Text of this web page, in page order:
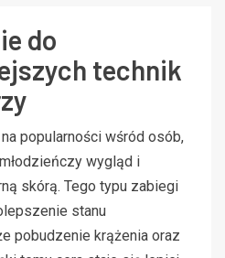
do
technik
popularności wśród osób,
wygląd i
skórą. Tego typu zabiegi
stanu
pobudzenie krążenia oraz